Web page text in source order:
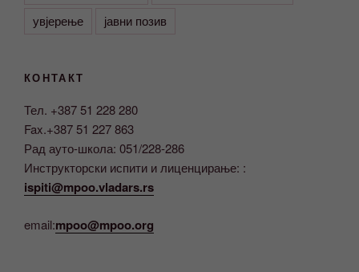
увјерење
јавни позив
КОНТАКТ
Тел. +387 51 228 280
Fax.+387 51 227 863
Рад ауто-школа: 051/228-286
Инструкторски испити и лиценцирање: :
ispiti@mpoo.vladars.rs
email:mpoo@mpoo.org